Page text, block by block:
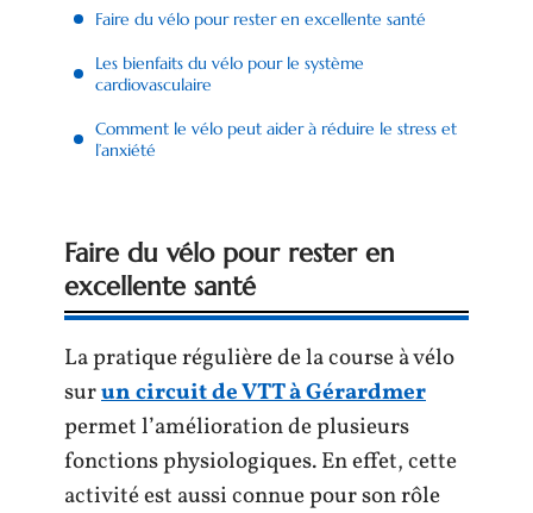
Faire du vélo pour rester en excellente santé
Les bienfaits du vélo pour le système
cardiovasculaire
Comment le vélo peut aider à réduire le stress et
l’anxiété
Faire du vélo pour rester en
excellente santé
La pratique régulière de la course à vélo
surun circuit de VTT à Gérardmer
permet l’amélioration de plusieurs
fonctions physiologiques. En effet, cette
activité est aussi connue pour son rôle